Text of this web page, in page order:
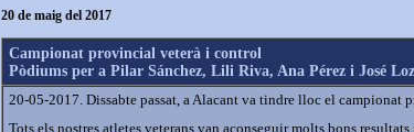
20 de maig del 2017
Campionat provincial veterà i control
Pòdiums per a Pilar Sánchez, Lili Riva, Ana Pérez i José
20-05-2017. Dissabte passat, a Alacant va tindre lloc el campionat
Tots els nostres atletes veterans van aconseguir molts bons